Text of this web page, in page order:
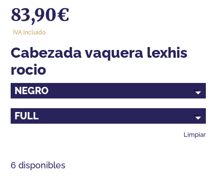
83,90€
IVA incluido
cabezada vaquera lexhis
rocio
Limpiar
6 disponibles